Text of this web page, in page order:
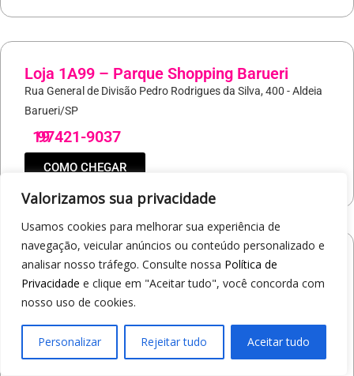
Valorizamos sua privacidade
Usamos cookies para melhorar sua experiência de
navegação, veicular anúncios ou conteúdo personalizado e
analisar nosso tráfego. Consulte nossa Política de
Privacidade e clique em "Aceitar tudo", você concorda com
nosso uso de cookies.
Personalizar Rejeitar tudo Aceitar tudo
Loja 1A99 – Parque Shopping Barueri
Rua General de Divisão Pedro Rodrigues da Silva, 400 - Aldeia
Barueri/SP
19
97421-9037
COMO CHEGAR
Loja 1A99 – North Shopping Barretos
Via Conselheiro Antonio Prado, 1400 - Pedro Cavaline
Barretos/SP
19
97407-5840
COMO CHEGAR